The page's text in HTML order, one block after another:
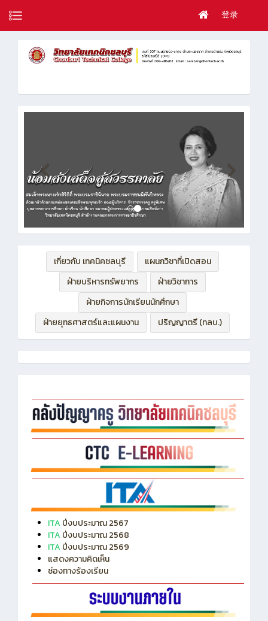
登录
เกี่ยวกับ เทคนิคชลบุรี
แผนกวิชาที่เปิดสอน
ฝ่ายบริหารทรัพยากร
ฝ่ายวิชาการ
ฝ่ายกิจการนักเรียนนักศึกษา
ฝ่ายยุทธศาสตร์และแผนงาน
ปริญญาตรี (ทลบ.)
ITA ปีงบประมาณ 2567
ITA ปีงบประมาณ 2568
ITA ปีงบประมาณ 2569
แสดงความคิดเห็น
ช่องทางร้องเรียน